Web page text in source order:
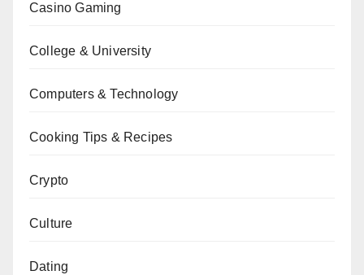
Casino Gaming
College & University
Computers & Technology
Cooking Tips & Recipes
Crypto
Culture
Dating